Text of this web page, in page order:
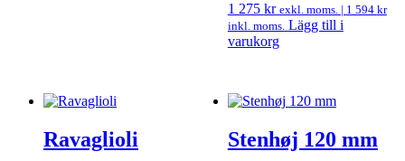
1 275 kr exkl. moms. | 1 594 kr
inkl. moms. Lägg till i
varukorg
Ravaglioli Stenhøj 120 mm